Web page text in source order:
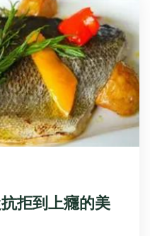
拒到上癮的美